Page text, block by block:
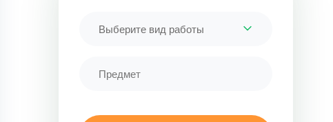
Выберите вид работы